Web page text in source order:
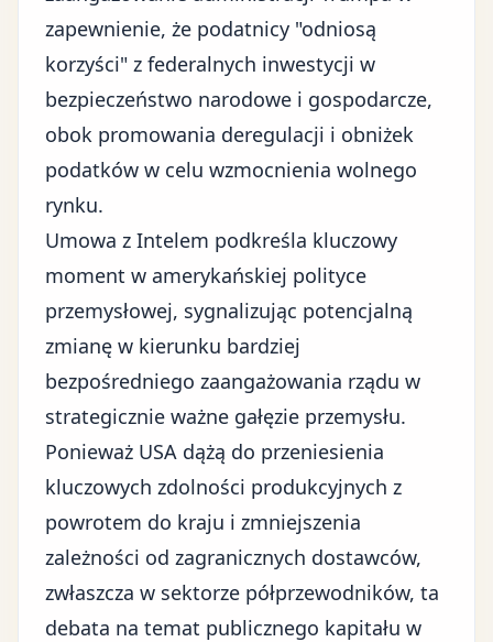
zapewnienie, że podatnicy "odniosą
korzyści" z federalnych inwestycji w
bezpieczeństwo narodowe i gospodarcze,
obok promowania deregulacji i obniżek
podatków w celu wzmocnienia wolnego
rynku.
Umowa z Intelem podkreśla kluczowy
moment w amerykańskiej polityce
przemysłowej, sygnalizując potencjalną
zmianę w kierunku bardziej
bezpośredniego zaangażowania rządu w
strategicznie ważne gałęzie przemysłu.
Ponieważ USA dążą do przeniesienia
kluczowych zdolności produkcyjnych z
powrotem do kraju i zmniejszenia
zależności od zagranicznych dostawców,
zwłaszcza w sektorze półprzewodników, ta
debata na temat publicznego kapitału w